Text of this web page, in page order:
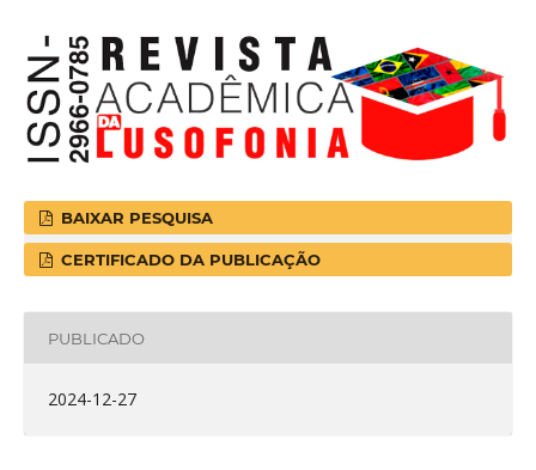
BAIXAR PESQUISA
CERTIFICADO DA PUBLICAÇÃO
PUBLICADO
2024-12-27